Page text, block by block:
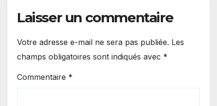
Laisser un commentaire
Votre adresse e-mail ne sera pas publiée. Les
champs obligatoires sont indiqués avec *
Commentaire *